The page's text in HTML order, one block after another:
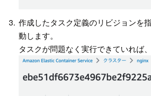
作成したタスク定義のリビジョンを
動します。
タスクが問題なく実行できていれば、